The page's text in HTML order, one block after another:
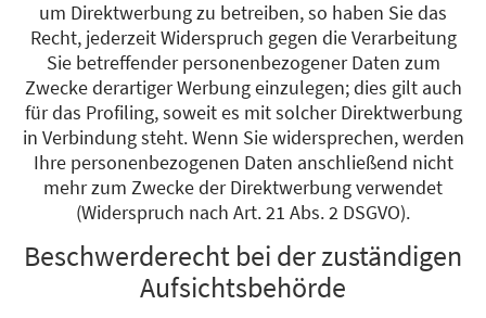
um Direktwerbung zu betreiben, so haben Sie das
Recht, jederzeit Widerspruch gegen die Verarbeitung
Sie betreffender personenbezogener Daten zum
Zwecke derartiger Werbung einzulegen; dies gilt auch
für das Profiling, soweit es mit solcher Direktwerbung
in Verbindung steht. Wenn Sie widersprechen, werden
Ihre personenbezogenen Daten anschließend nicht
mehr zum Zwecke der Direktwerbung verwendet
(Widerspruch nach Art. 21 Abs. 2 DSGVO).
Beschwerderecht bei der zuständigen
Aufsichtsbehörde